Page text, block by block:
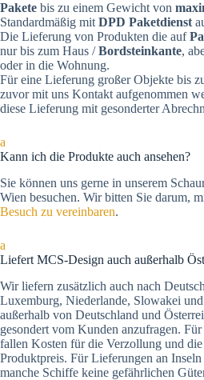
Pakete bis zu einem Gewicht von
Standardmäßig mit DPD Paketdienst
Die Lieferung von Produkten die auf
nur bis zum Haus /Bordsteinkante,
oder in die Wohnung.
Für eine Lieferung großer Objekte bis
zuvor mit uns Kontakt aufgenommen
diese Lieferung mit gesonderter
a
Kann ich die Produkte auch ansehen?
Sie können uns gerne in unserem
Wien besuchen. Wir bitten Sie darum,
Besuch zu vereinbaren.
a
Liefert MCS-Design auch außerhalb
Wir liefern zusätzlich auch nach
Luxemburg, Niederlande, Slowakei
außerhalb von Deutschland und
gesondert vom Kunden anzufragen.
fallen Kosten für die Verzollung und
Produktpreis. Für Lieferungen an
manche Schiffe keine gefährlichen